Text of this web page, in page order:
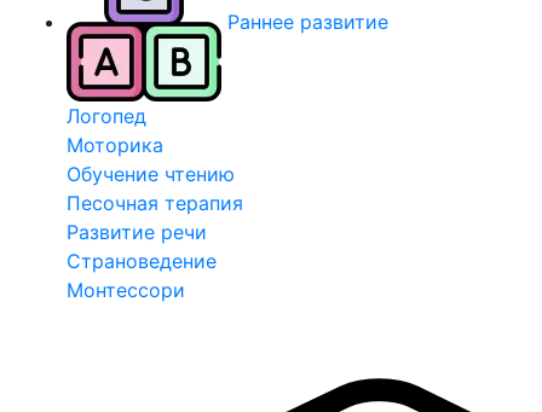
Раннее развитие
Логопед
Моторика
Обучение чтению
Песочная терапия
Развитие речи
Страноведение
Монтессори